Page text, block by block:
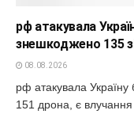
рф атакувала
знешкоджено 135
08.08.2026
рф атакувала Україну
151 дрона, є влучання